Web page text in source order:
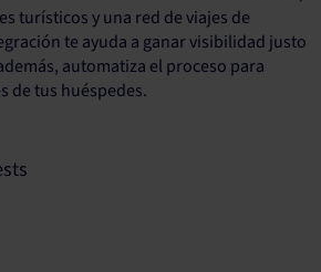
turísticos y una red de viajes de
te ayuda a ganar visibilidad justo
automatiza el proceso para
de tus huéspedes.